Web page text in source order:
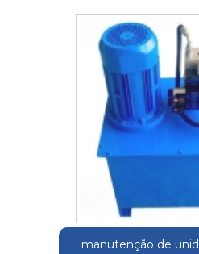
manutenção de